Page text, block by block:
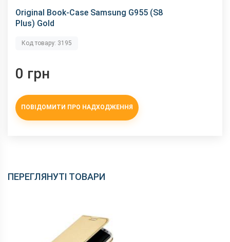
Original Book-Case Samsung G955 (S8
Plus) Gold
Код товару: 3195
0 грн
ПОВІДОМИТИ ПРО НАДХОДЖЕННЯ
ПЕРЕГЛЯНУТІ ТОВАРИ